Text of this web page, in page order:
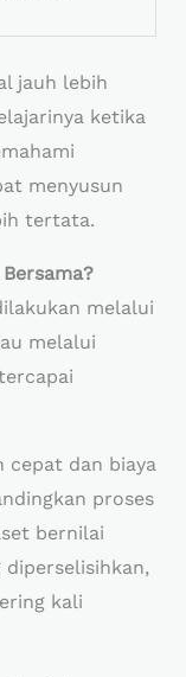
jauh lebih
ketika
menyusun
tertata.
melalui
melalui
cepat dan biaya
proses
bernilai
kali